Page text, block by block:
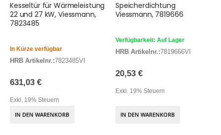
Kesseltür für Wärmeleistung
22 und 27 kW, Viessmann,
7823485
In Kürze verfügbar
HRB Artikelnr.:7823485VI
631,03 €
Exkl. 19% Steuern
IN DEN WARENKORB
Speicherdichtung
Viessmann, 7819666
Verfügbarkeit: Auf Lager
HRB Artikelnr.:7819666VI
20,53 €
Exkl. 19% Steuern
IN DEN WARENKORB